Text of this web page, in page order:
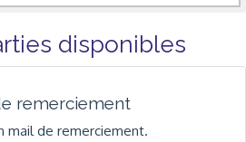
disponibles
remerciement
mail de remerciement.